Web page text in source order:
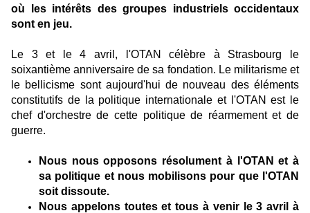
où
les intérêts des groupes industriels occidentaux
sont en jeu.
Le 3 et le 4 avril, l'OTAN célèbre à Strasbourg le
soixantième anniversaire de sa fondation. Le militarisme et
le bellicisme sont aujourd'hui de nouveau des éléments
constitutifs de la politique internationale et l'OTAN est le
chef d'orchestre de cette politique de réarmement et de
guerre.
Nous nous opposons résolument à l'OTAN et à
sa politique et nous mobilisons pour que l'OTAN
soit dissoute.
Nous appelons toutes et tous à venir le 3 avril à